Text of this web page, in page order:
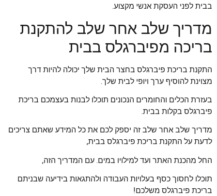
בבית לפני העסקת אנשי מקצוע.
מדריך שלב אחר שלב להתקנת
בריכה מפיברגלס בבית
התקנת בריכת פיברגלס בחצר הבית שלך יכולה להיות דרך
מצוינת להוסיף ערך ויופי לבית שלך.
בעזרת הכלים והחומרים הנכונים תוכלו לבנות בעצמכם בריכת
פיברגלס בקלות בבית.
מדריך שלב אחר שלב זה יספק לכם את כל המידע שאתם צריכים
לדעת על התקנת בריכת פיברגלס בבית,
החל מהכנת האתר ועד למילויו במים. עם המדריך הזה,
תוכלו לחסוך כסף בעלויות העבודה ולהתגאות בידיעה שבניתם
בריכת פיברגלס משלכם!